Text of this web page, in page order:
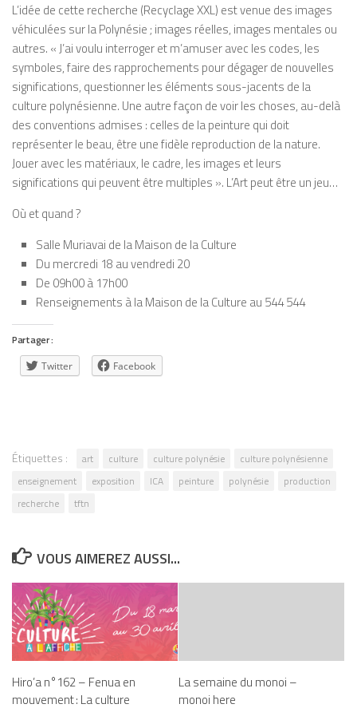
L’idée de cette recherche (Recyclage XXL) est venue des images
véhiculées sur la Polynésie ; images réelles, images mentales ou
autres. « J’ai voulu interroger et m’amuser avec les codes, les
symboles, faire des rapprochements pour dégager de nouvelles
significations, questionner les éléments sous-jacents de la
culture polynésienne. Une autre façon de voir les choses, au-delà
des conventions admises : celles de la peinture qui doit
représenter le beau, être une fidèle reproduction de la nature.
Jouer avec les matériaux, le cadre, les images et leurs
significations qui peuvent être multiples ». L’Art peut être un jeu…
Où et quand ?
Salle Muriavai de la Maison de la Culture
Du mercredi 18 au vendredi 20
De 09h00 à 17h00
Renseignements à la Maison de la Culture au 544 544
Partager :
Twitter Facebook
Étiquettes : art culture culture polynésie
culture polynésienne
enseignement
exposition ICA peinture polynésie
production
recherche
tftn
VOUS AIMEREZ AUSSI...
Hiro’a n°162 – Fenua en
mouvement : La culture
La semaine du monoi –
monoi here